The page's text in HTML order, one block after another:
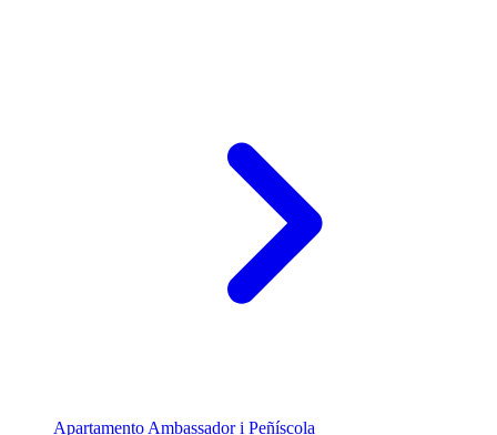
Apartamento Ambassador i Peñíscola